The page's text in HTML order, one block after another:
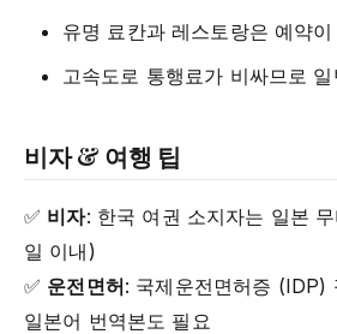
유명 료칸과 레스토랑은 예약
고속도로 통행료가 비싸므로
비자 & 여행 팁
✅ 비자: 한국 여권 소지자는 일본
일 이내)
✅ 운전면허: 국제운전면허증 (IDP)
일본어 번역본도 필요